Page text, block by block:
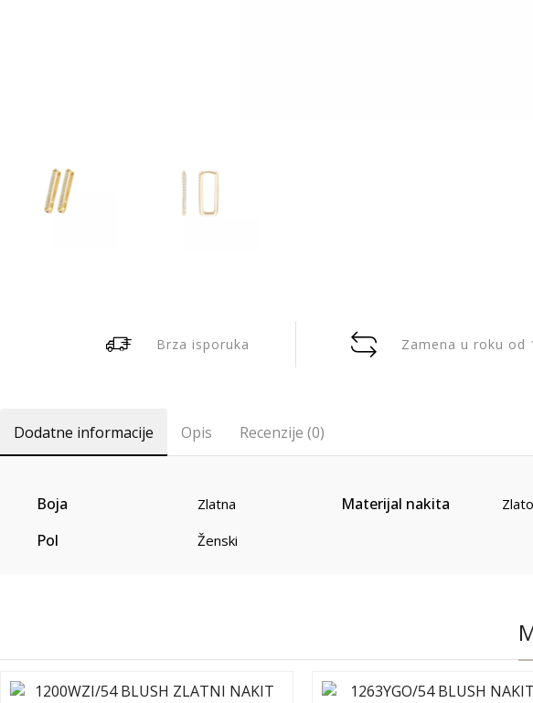
Brza isporuka Zamena u roku od
Dodatne informacije Opis Recenzije (0)
Boja Zlatna Materijal nakita
Pol Ženski